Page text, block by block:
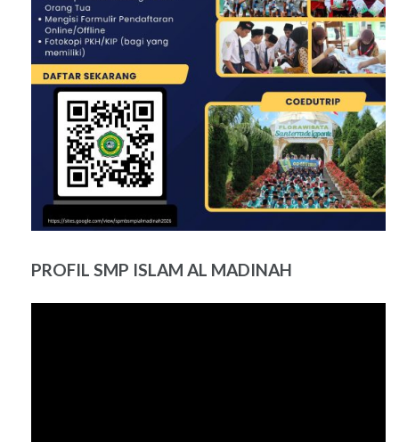
PROFIL SMP ISLAM AL MADINAH